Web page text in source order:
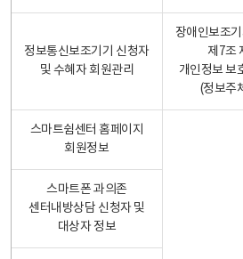
정보통신보조기기 신청자
및 수혜자 회원관리
장애인보조
제7조
개인정보 보
(정보주
스마트쉼센터 홈페이지
회원정보
스마트폰 과의존
센터내방상담 신청자 및
대상자 정보